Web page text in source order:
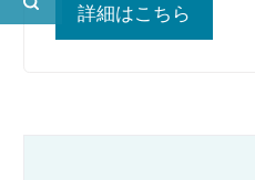
詳細はこちら